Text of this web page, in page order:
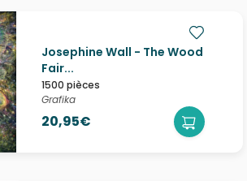
Josephine Wall - The Wood
Fair...
1500 pièces
Grafika
20,95€